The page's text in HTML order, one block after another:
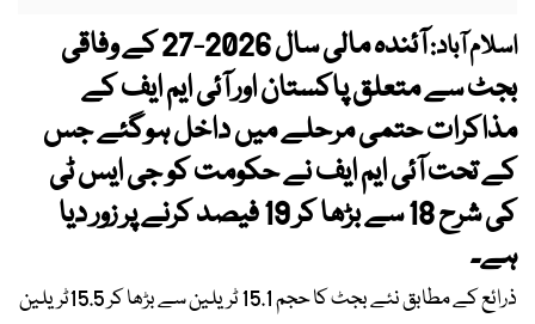
اسلام آباد:
آئندہ مالی سال 2026-27 کے وفاقی
بجٹ سے متعلق پاکستان اور آئی ایم ایف کے
مذاکرات حتمی مرحلے میں داخل ہوگئے جس
کے تحت آئی ایم ایف نے حکومت کو جی ایس ٹی
کی شرح 18 سے بڑھا کر 19 فیصد کرنے پر زور دیا
ہے۔
ذرائع کے مطابق نئے بجٹ کا حجم 15.1 ٹریلین سے بڑھا کر 15.5ٹریلین